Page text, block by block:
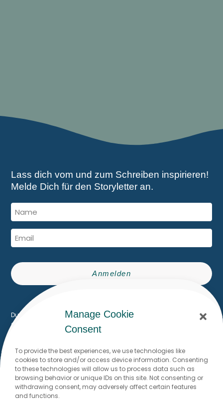
Manage Cookie
Consent
To provide the best experiences, we use technologies like
cookies to store and/or access device information. Consenting
to these technologies will allow us to process data such as
browsing behavior or unique IDs on this site. Not consenting or
withdrawing consent, may adversely affect certain features
and functions.
Lass dich vom und zum Schreiben inspirieren!
Melde Dich für den Storyletter an.
Anmelden
Du erhältst den The Writing Flow Storyletter per E-Mail. Du kannst
dich jederzeit mit einem Klick abmelden.
Du möchtest mit mir schreiben?
Ich freue mich, von dir zu lesen!